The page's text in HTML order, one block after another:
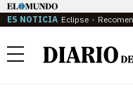
ES NOTICIA Eclipse
Menú